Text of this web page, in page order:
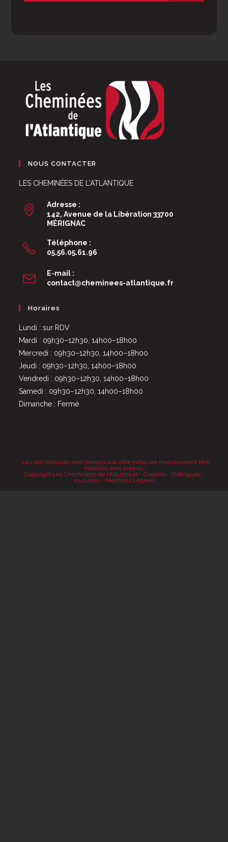
NOUS CONTACTER
LES CHEMINÉES DE L'ATLANTIQUE
Adresse :
142, Avenue de la Libération 33700
MÉRIGNAC
Téléphone :
05.56.05.61.96
E-mail :
contact@cheminees-atlantique.frS’ouvre
Horaires
Lundi : sur RDV
Mardi : 09h30–12h30, 14h00–18h00
Mercredi : 09h30–12h30, 14h00–18h00
Jeudi : 09h30–12h30, 14h00–18h00
Vendredi : 09h30–12h30, 14h00–18h00
Samedi : 09h30–12h30, 14h00–18h00
Dimanche : Fermé
* Les prix indiqués sont corrects à la date indiquée mais peuvent être
modifiés sans préavis.
Copyright Les Cheminées de l'Atlantique - Création : Distinguez-
vous.com - Mentions Légales